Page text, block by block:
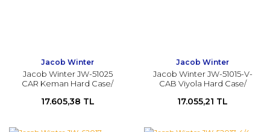
Jacob Winter
Jacob Winter JW-51025
CAR Keman Hard Case/
17.605,38 TL
Jacob Winter
Jacob Winter JW-51015-V-
CAB Viyola Hard Case/
17.055,21 TL